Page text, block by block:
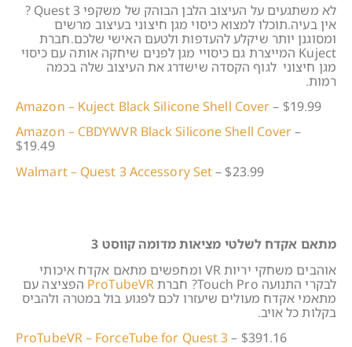
לא משתגעים על העיצוב הלבן הבוהק של משקפי Quest 3 ?
אין בעיה.תוכלו למצוא כיסוי מגן חיצוני בעיצוב מרשים
ומסוגנן יותר שיקלע להעדפות ולטעם האישי שלכם.חברת
Kuject המייצרת גם כיסויי מגן לפנים שיחקה אותה עם כיסוי
מגן חיצוני לגוף הקסדה שישדרג את העיצוב שלה בכמה
רמות.
Amazon – Kuject Black Silicone Shell Cover– $19.99
Amazon – CBDYWVR Black Silicone Shell Cover–
$19.49
Walmart – Quest 3 Accessory Set– $23.99
מתאם אקדח לשלטי מציאות מדומה קווסט 3
אוהבים משחקי יריות VR ומחפשים מתאם אקדח איכותי
לבקרי התנועה Touch Pro? חברת
ProTubeVR הפציצה עם
מתאמי אקדח מעולים שיעזרו לכם לפגוע בול במטרה ולהביס
בקלות כל אויב.
ProTubeVR – ForceTube for Quest 3 – $391.16